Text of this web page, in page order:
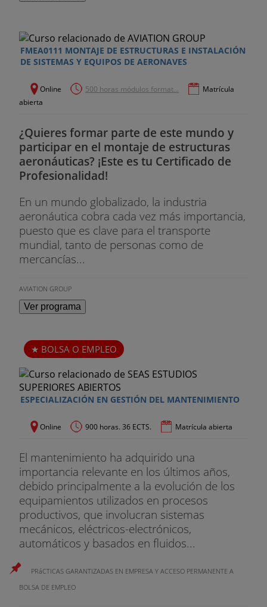
FMEA0111 MONTAJE DE ESTRUCTURAS E INSTALACIÓN
DE SISTEMAS Y EQUIPOS DE AERONAVES
Online 500 horas módulos format...
Matrícula
abierta
¿Quieres formar parte de este mundo y
participar en el montaje de estructuras
aeronáuticas? ¡Este es tu Certificado de
Profesionalidad!
En un mundo globalizado, la industria
aeronáutica cobra cada vez más importancia,
puesto que es clave para el transporte
mundial, tanto de personas como de
mercancías...
AVIATION GROUP
Ver programa
BOLSA O EMPLEO
ESPECIALIZACIÓN EN GESTIÓN DEL MANTENIMIENTO
Online 900 horas. 36 ECTS. Matrícula abierta
El mantenimiento ha adquirido una
importancia relevante en los últimos años,
debido principalmente a la evolución de los
equipamientos utilizados en procesos
productivos, que involucran sistemas
mecánicos, eléctricos-electrónicos,
automáticos y basados en fluidos...
PRáCTICAS GARANTIZADAS EN EMPRESA Y ACCESO PERMANENTE A
BOLSA DE EMPLEO